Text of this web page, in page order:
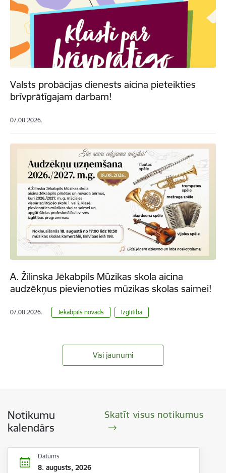
Valsts probācijas dienests aicina pieteikties
brīvprātīgajam darbam!
07.08.2026.
A. Žilinska Jēkabpils Mūzikas skola aicina
audzēkņus pievienoties mūzikas skolas saimei!
07.08.2026. Jēkabpils novads Izglītība
Visi jaunumi
Notikumu
kalendārs
Skatīt visus notikumus
Datums
8. augusts, 2026